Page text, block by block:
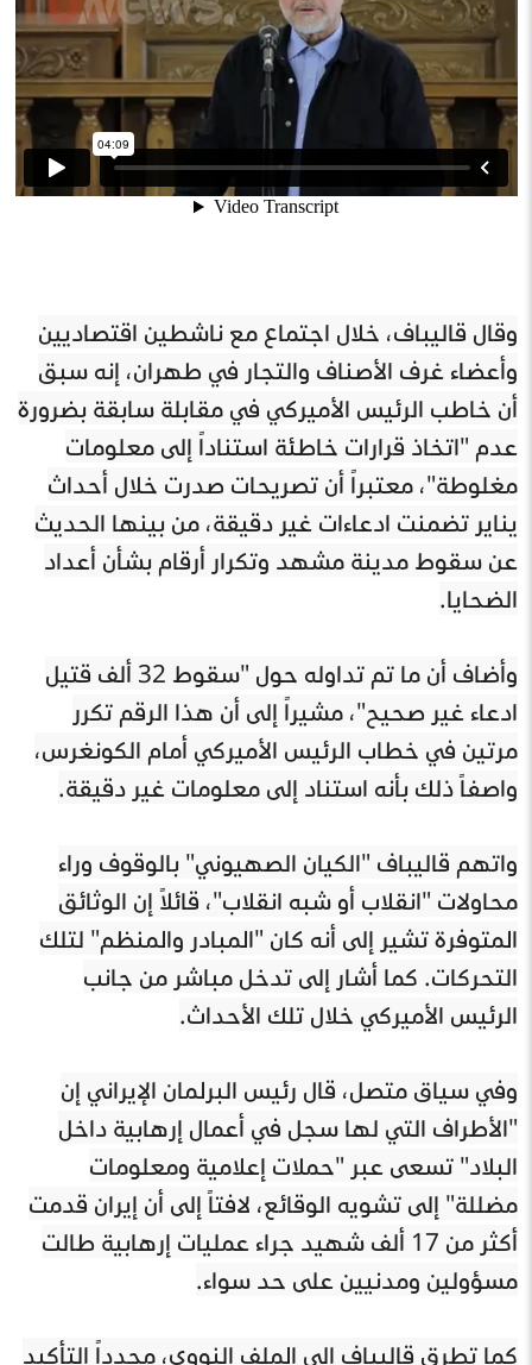
وقال قاليباف، خلال اجتماع مع ناشطين اقتصاديين
وأعضاء غرف الأصناف والتجار في طهران، إنه سبق
أن خاطب الرئيس الأميركي في مقابلة سابقة بضرورة
عدم "اتخاذ قرارات خاطئة استناداً إلى معلومات
مغلوطة"، معتبراً أن تصريحات صدرت خلال أحداث
يناير تضمنت ادعاءات غير دقيقة، من بينها الحديث
عن سقوط مدينة مشهد وتكرار أرقام بشأن أعداد
الضحايا.
وأضاف أن ما تم تداوله حول "سقوط 32 ألف قتيل
ادعاء غير صحيح"، مشيراً إلى أن هذا الرقم تكرر
مرتين في خطاب الرئيس الأميركي أمام الكونغرس،
واصفاً ذلك بأنه استناد إلى معلومات غير دقيقة.
واتهم قاليباف "الكيان الصهيوني" بالوقوف وراء
محاولات "انقلاب أو شبه انقلاب"، قائلاً إن الوثائق
المتوفرة تشير إلى أنه كان "المبادر والمنظم" لتلك
التحركات. كما أشار إلى تدخل مباشر من جانب
الرئيس الأميركي خلال تلك الأحداث.
وفي سياق متصل، قال رئيس البرلمان الإيراني إن
"الأطراف التي لها سجل في أعمال إرهابية داخل
البلاد" تسعى عبر "حملات إعلامية ومعلومات
مضللة" إلى تشويه الوقائع، لافتاً إلى أن إيران قدمت
أكثر من 17 ألف شهيد جراء عمليات إرهابية طالت
مسؤولين ومدنيين على حد سواء.
كما تطرق قاليباف إلى الملف النووي، مجدداً التأكيد